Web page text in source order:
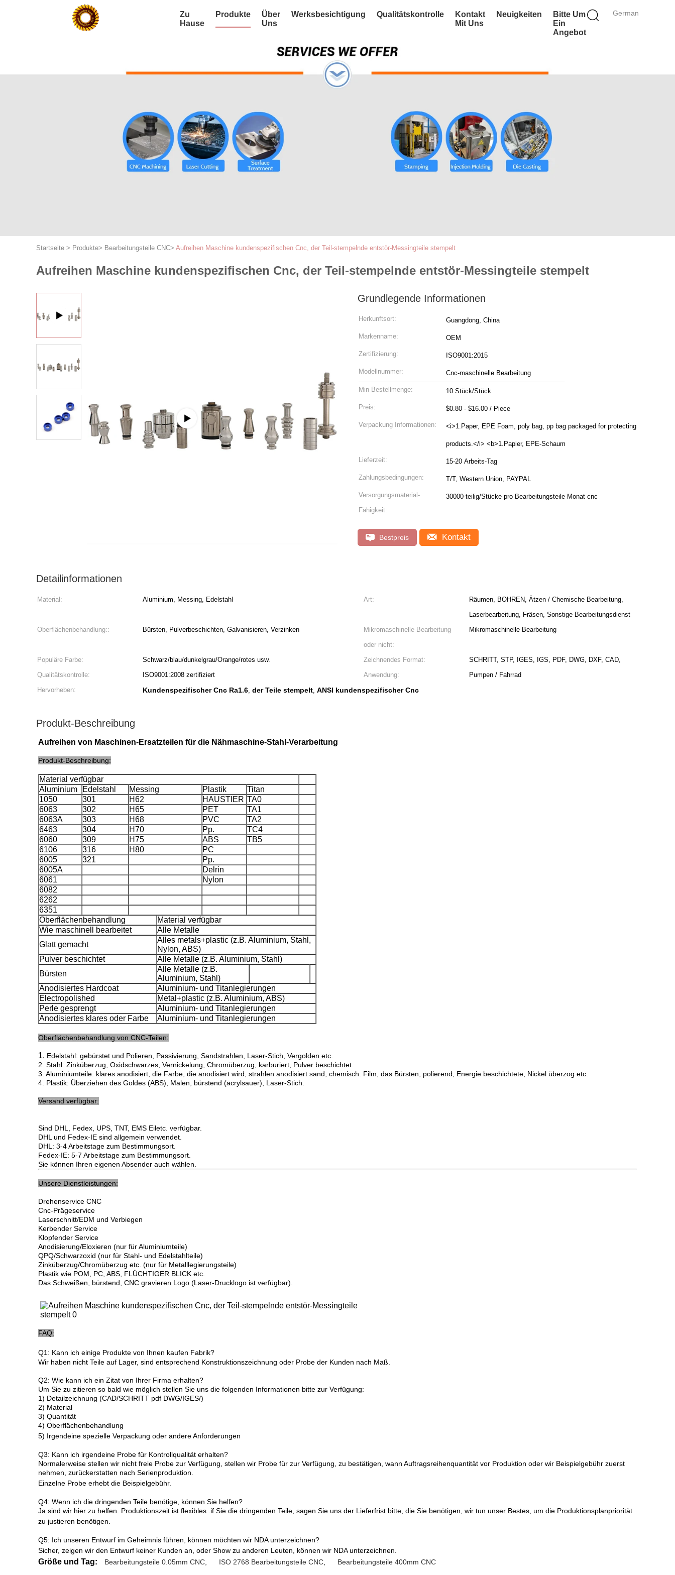
German
Zu
Hause
Produkte
Über
Uns
Werksbesichtigung Qualitätskontrolle
Kontakt
Mit Uns
Neuigkeiten
Bitte Um
Ein
Angebot
Startseite > Produkte> Bearbeitungsteile CNC> Aufreihen Maschine kundenspezifischen Cnc, der Teil-stempelnde entstör-Messingteile stempelt
Aufreihen Maschine kundenspezifischen Cnc, der Teil-stempelnde entstör-Messingteile stempelt
Grundlegende Informationen
Herkunftsort: Guangdong, China
Markenname: OEM
Zertifizierung: ISO9001:2015
Modellnummer: Cnc-maschinelle Bearbeitung
Min Bestellmenge: 10 Stück/Stück
Preis: $0.80 - $16.00 / Piece
Verpackung Informationen: <i>1.Paper, EPE Foam, poly bag, pp bag packaged for protecting
products.</i> <b>1.Papier, EPE-Schaum
Lieferzeit: 15-20 Arbeits-Tag
Zahlungsbedingungen: T/T, Western Union, PAYPAL
Versorgungsmaterial-
Fähigkeit:
30000-teilig/Stücke pro Bearbeitungsteile Monat cnc
Bestpreis Kontakt
Detailinformationen
Material: Aluminium, Messing, Edelstahl Art:
Räumen, BOHREN, Ätzen / Chemische Bearbeitung,
Laserbearbeitung, Fräsen, Sonstige Bearbeitungsdienst
Oberflächenbehandlung::
Bürsten, Pulverbeschichten, Galvanisieren, Verzinken
Mikromaschinelle Bearbeitung
oder nicht:
Mikromaschinelle Bearbeitung
Populäre Farbe: Schwarz/blau/dunkelgrau/Orange/rotes usw. Zeichnendes Format:
SCHRITT, STP, IGES, IGS, PDF, DWG, DXF, CAD,
Qualitätskontrolle:
ISO9001:2008 zertifiziert Anwendung:
Pumpen / Fahrrad
Hervorheben:
Kundenspezifischer Cnc Ra1.6, der Teile stempelt, ANSI kundenspezifischer Cnc
Produkt-Beschreibung
Aufreihen von Maschinen-Ersatzteilen für die Nähmaschine-Stahl-Verarbeitung
Produkt-Beschreibung:
Material verfügbar
Aluminium
Edelstahl Messing Plastik
Titan
1050
301 H62 HAUSTIER TA0
6063
302 H65 PET
TA1
6063A
303 H68 PVC
TA2
6463
304 H70 Pp.
TC4
6060
309 H75 ABS
TB5
6106
316 H80
PC
6005
321
Pp.
6005A
Delrin
6061
Nylon
6082
6262
6351
Oberflächenbehandlung
Material verfügbar
Wie maschinell bearbeitet
Alle Metalle
Glatt gemacht
Alles metals+plastic (z.B. Aluminium, Stahl,
Nylon, ABS)
Pulver beschichtet
Alle Metalle (z.B. Aluminium, Stahl)
Bürsten
Alle Metalle (z.B.
Aluminium, Stahl)
Anodisiertes Hardcoat
Aluminium- und Titanlegierungen
Electropolished
Metal+plastic (z.B. Aluminium, ABS)
Perle gesprengt
Aluminium- und Titanlegierungen
Anodisiertes klares oder Farbe
Aluminium- und Titanlegierungen
Oberflächenbehandlung von CNC-Teilen:
1. Edelstahl: gebürstet und Polieren, Passivierung, Sandstrahlen, Laser-Stich, Vergolden etc.
2. Stahl: Zinküberzug, Oxidschwarzes, Vernickelung, Chromüberzug, karburiert, Pulver beschichtet.
3. Aluminiumteile: klares anodisiert, die Farbe, die anodisiert wird, strahlen anodisiert sand, chemisch. Film, das Bürsten, polierend, Energie beschichtete, Nickel überzog etc.
4. Plastik: Überziehen des Goldes (ABS), Malen, bürstend (acrylsauer), Laser-Stich.
Versand verfügbar:
Sind DHL, Fedex, UPS, TNT, EMS Eiletc. verfügbar.
DHL und Fedex-IE sind allgemein verwendet.
DHL: 3-4 Arbeitstage zum Bestimmungsort
Fedex-IE: 5-7 Arbeitstage zum Bestimmungsort
Sie können Ihren eigenen Absender auch wählen.
Unsere Dienstleistungen:
Drehenservice CNC
Cnc-Prägeservice
Laserschnitt/EDM und Verbiegen
Kerbender Service
Klopfender Service
Anodisierung/Eloxieren (nur für Aluminiumteile)
QPQ/Schwarzoxid (nur für Stahl- und Edelstahlteile)
Zinküberzug/Chromüberzug etc. (nur für Metalllegierungsteile)
Plastik wie POM, PC, ABS, FLÜCHTIGER BLICK etc.
Das Schweißen, bürstend, CNC gravieren Logo (Laser-Drucklogo ist verfügbar).
FAQ:
Q1: Kann ich einige Produkte von Ihnen kaufen Fabrik?
Wir haben nicht Teile auf Lager, sind entsprechend Konstruktionszeichnung oder Probe der Kunden nach Maß.
Q2: Wie kann ich ein Zitat von Ihrer Firma erhalten?
Um Sie zu zitieren so bald wie möglich stellen Sie uns die folgenden Informationen bitte zur Verfügung:
1) Detailzeichnung (CAD/SCHRITT pdf DWG/IGES/)
2) Material
3) Quantität
4) Oberflächenbehandlung
5) Irgendeine spezielle Verpackung oder andere Anforderungen
Q3: Kann ich irgendeine Probe für Kontrollqualität erhalten?
Normalerweise stellen wir nicht freie Probe zur Verfügung, stellen wir Probe für zur Verfügung, zu bestätigen, wann Auftragsreihenquantität vor Produktion oder wir Beispielgebühr zuerst
nehmen, zurückerstatten nach Serienproduktion.
Einzelne Probe erhebt die Beispielgebühr.
Q4: Wenn ich die dringenden Teile benötige, können Sie helfen?
Ja sind wir hier zu helfen. Produktionszeit ist flexibles .if Sie die dringenden Teile, sagen Sie uns der Lieferfrist bitte, die Sie benötigen, wir tun unser Bestes, um die Produktionsplanpriorität
zu justieren benötigen.
Q5: Ich unseren Entwurf im Geheimnis führen, können möchten wir NDA unterzeichnen?
Sicher, zeigen wir den Entwurf keiner Kunden an, oder Show zu anderen Leuten, können wir NDA unterzeichnen.
Größe und Tag: Bearbeitungsteile 0.05mm CNC ISO 2768 Bearbeitungsteile CNC Bearbeitungsteile 400mm CNC